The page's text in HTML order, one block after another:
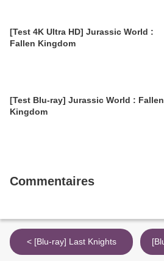
[Test 4K Ultra HD] Jurassic World :
Fallen Kingdom
[Test Blu-ray] Jurassic World : Fallen
Kingdom
Commentaires
< [Blu-ray] Last Knights